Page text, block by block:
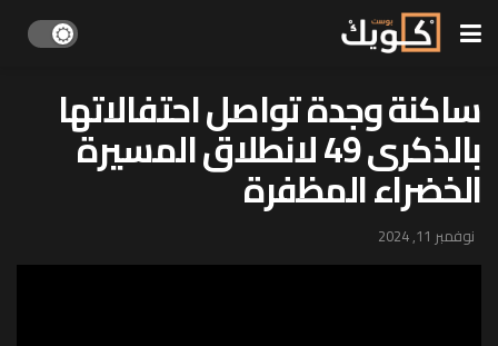
ساكنة وجدة تواصل احتفالاتها
بالذكرى 49 لانطلاق المسيرة
الخضراء المظفرة
نوفمبر 11, 2024